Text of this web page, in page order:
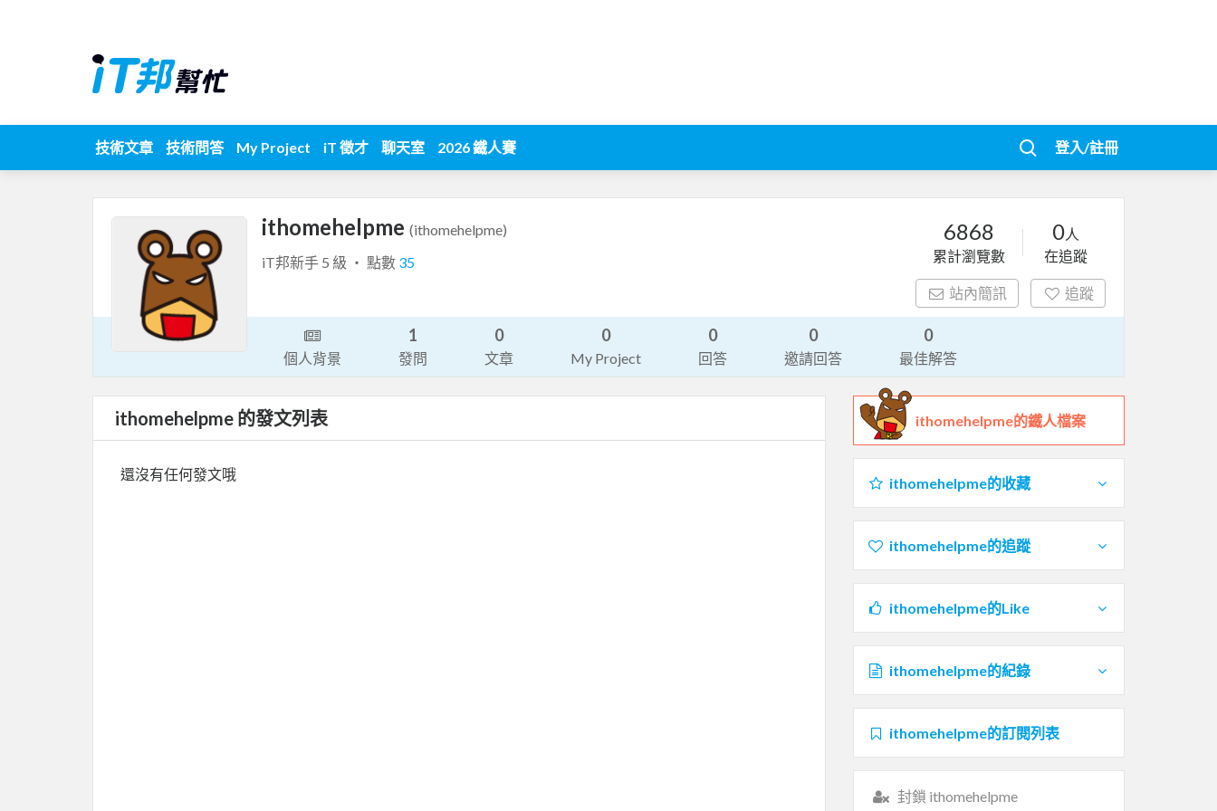
技術文章 技術問答 My Project iT 徵才 聊天室 2026 鐵人賽 登入/註冊
ithomehelpme (ithomehelpme)
iT邦新手 5 級 ‧ 點數 35
6868
累計瀏覽數
0人
在追蹤
站內簡訊 追蹤
個人背景
1
發問
0
文章
0
My Project
0
回答
0
邀請回答
0
最佳解答
ithomehelpme 的發文列表
還沒有任何發文哦
ithomehelpme的鐵人檔案
ithomehelpme的收藏
ithomehelpme的追蹤
ithomehelpme的Like
ithomehelpme的紀錄
ithomehelpme的訂閱列表
封鎖 ithomehelpme